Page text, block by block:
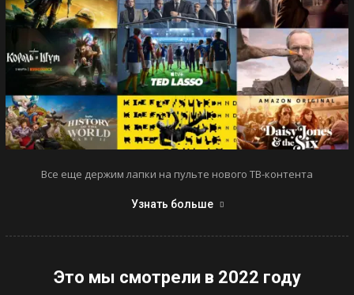
Все еще держим лапки на пульте нового ТВ-контента
Узнать больше
Это мы смотрели в 2022 году